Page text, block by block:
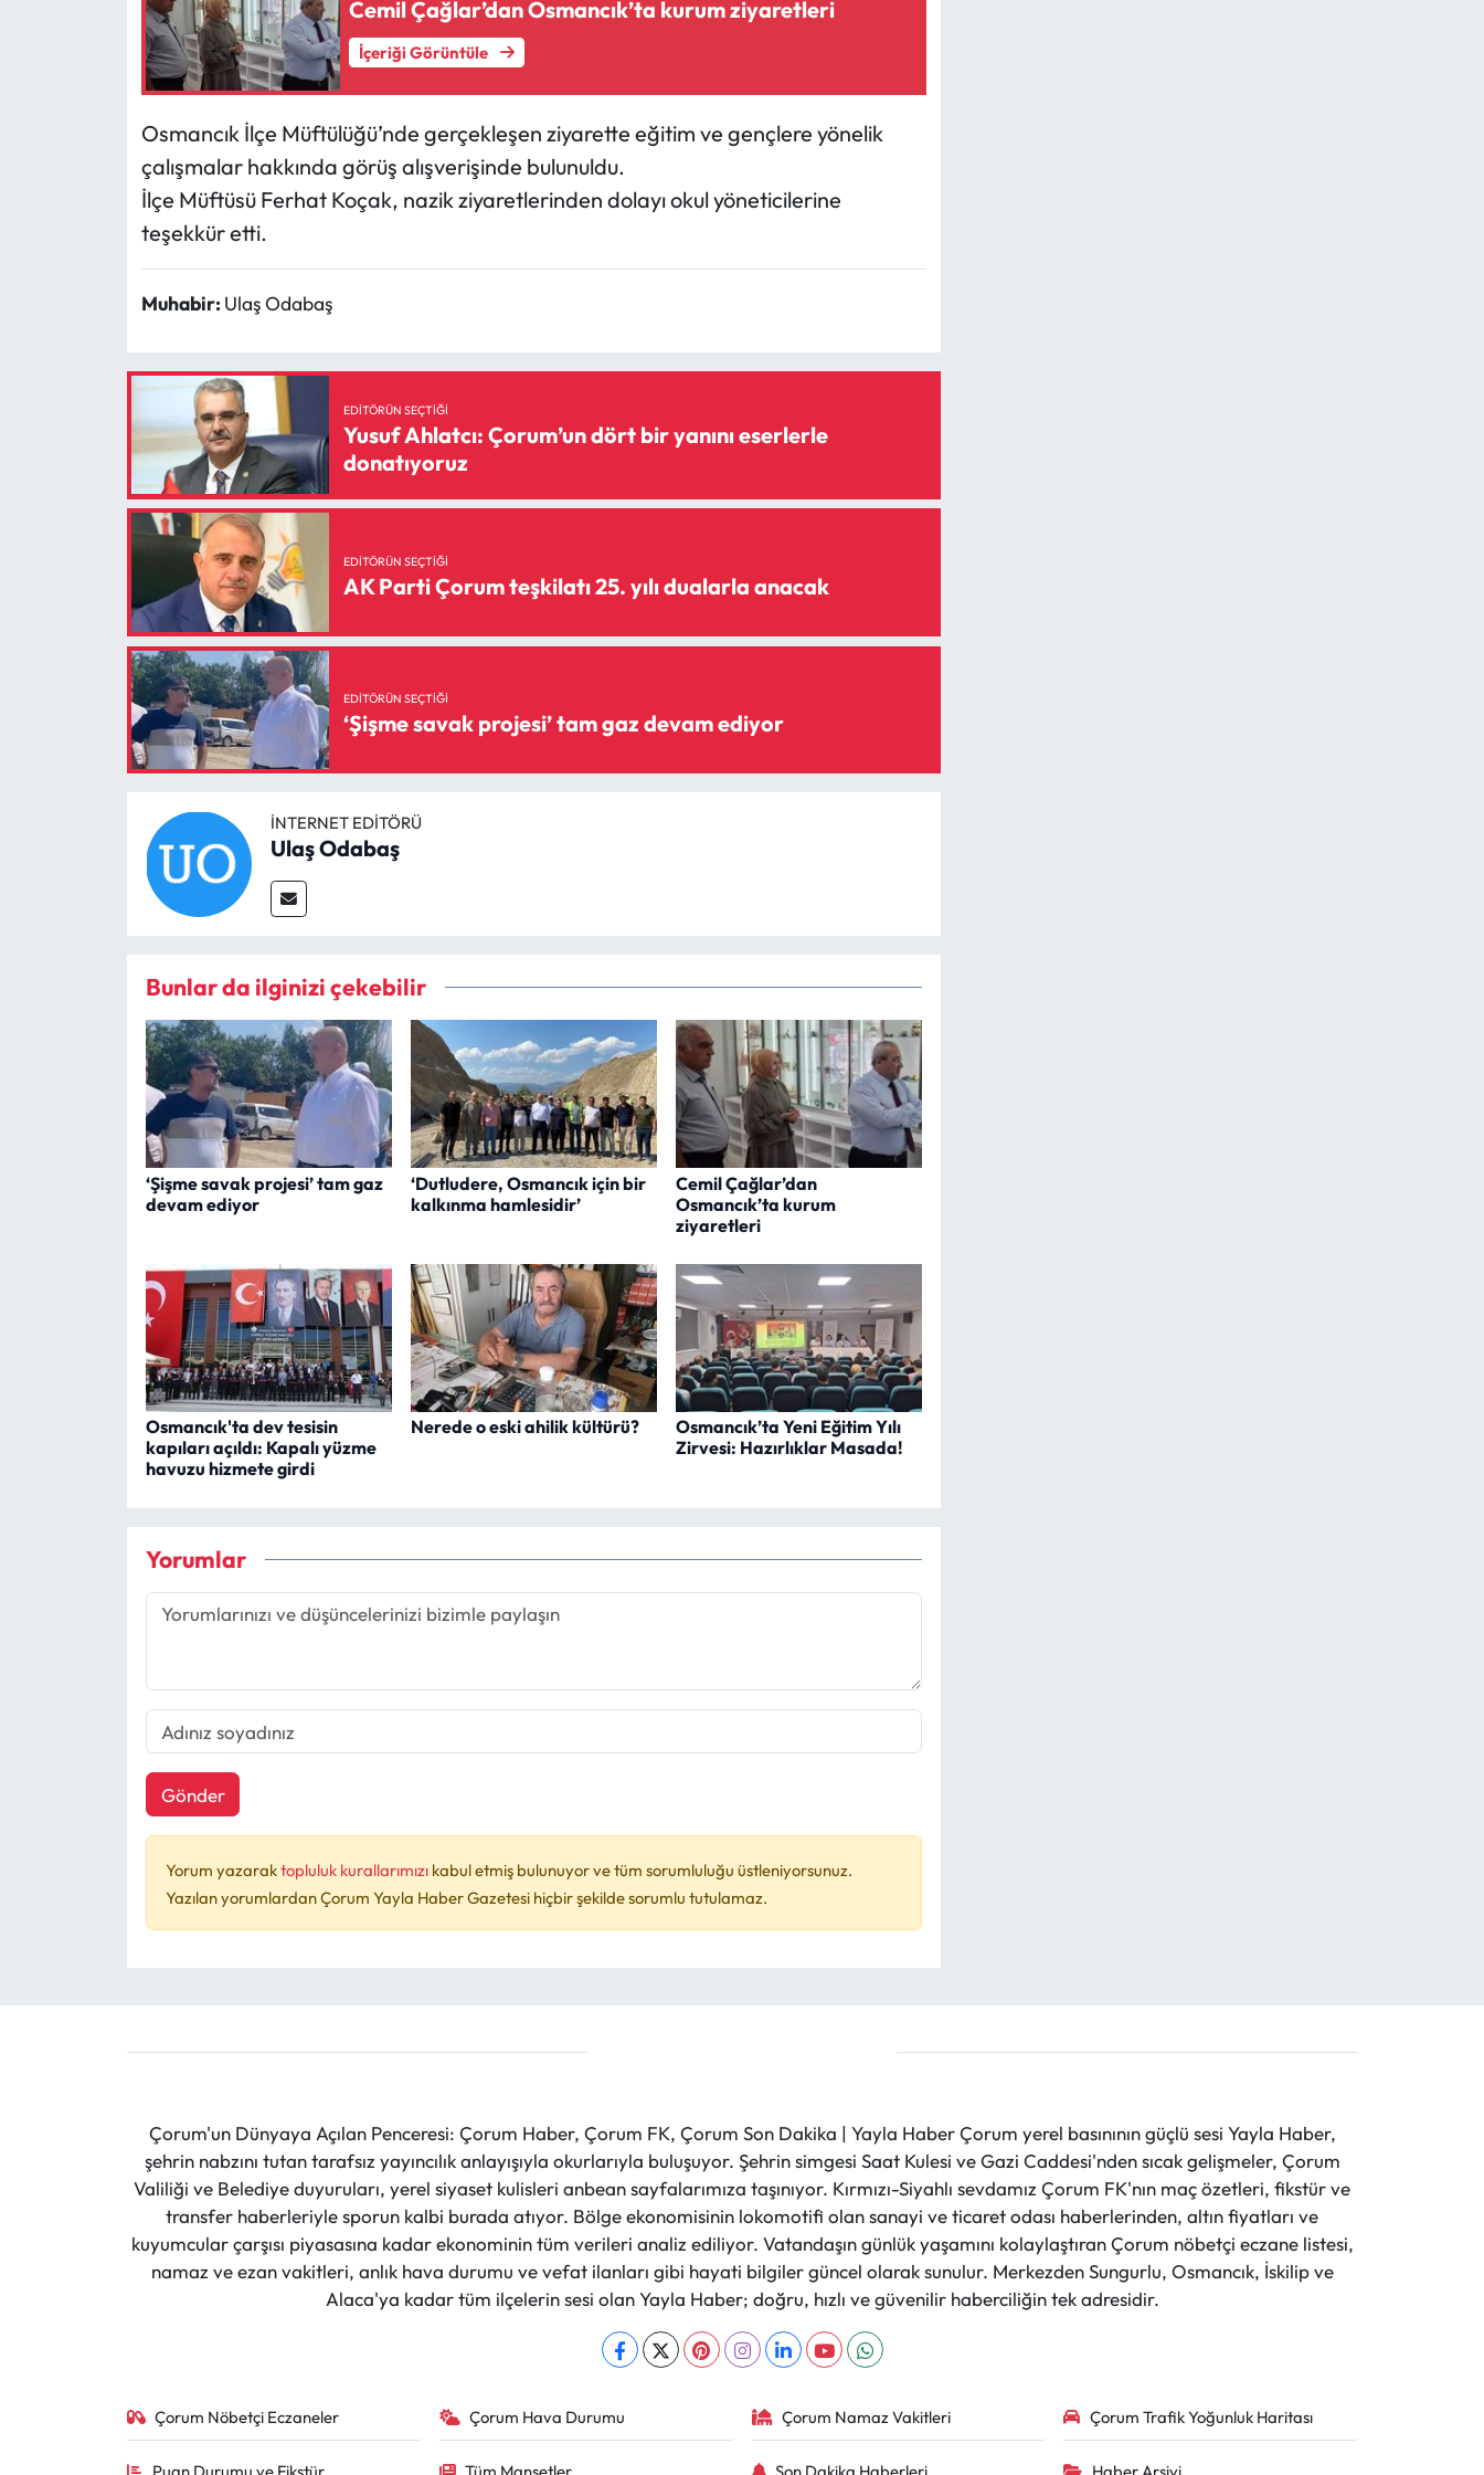
Cemil Çağlar’dan Osmancık’ta kurum ziyaretleri
İçeriği Görüntüle
Osmancık İlçe Müftülüğü’nde gerçekleşen ziyarette eğitim ve gençlere yönelik
çalışmalar hakkında görüş alışverişinde bulunuldu.
İlçe Müftüsü Ferhat Koçak, nazik ziyaretlerinden dolayı okul yöneticilerine
teşekkür etti.
Muhabir: Ulaş Odabaş
EDITÖRÜN SEÇTIĞI
Yusuf Ahlatcı: Çorum’un dört bir yanını eserlerle
donatıyoruz
EDITÖRÜN SEÇTIĞI
AK Parti Çorum teşkilatı 25. yılı dualarla anacak
EDITÖRÜN SEÇTIĞI
‘Şişme savak projesi’ tam gaz devam ediyor
İNTERNET EDITÖRÜ
Ulaş Odabaş
Bunlar da ilginizi çekebilir
‘Şişme savak projesi’ tam gaz
devam ediyor
‘Dutludere, Osmancık için bir
kalkınma hamlesidir’
Cemil Çağlar’dan
Osmancık’ta kurum
ziyaretleri
Osmancık'ta dev tesisin
kapıları açıldı: Kapalı yüzme
havuzu hizmete girdi
Nerede o eski ahilik kültürü?
Osmancık’ta Yeni Eğitim Yılı
Zirvesi: Hazırlıklar Masada!
Yorumlar
Gönder
Yorum yazaraktopluluk kurallarımızı kabul etmiş bulunuyor ve tüm sorumluluğu üstleniyorsunuz.
Yazılan yorumlardan Çorum Yayla Haber Gazetesi hiçbir şekilde sorumlu tutulamaz.
Çorum'un Dünyaya Açılan Penceresi: Çorum Haber, Çorum FK, Çorum Son Dakika | Yayla Haber Çorum yerel basınının güçlü sesi Yayla Haber,
şehrin nabzını tutan tarafsız yayıncılık anlayışıyla okurlarıyla buluşuyor. Şehrin simgesi Saat Kulesi ve Gazi Caddesi'nden sıcak gelişmeler, Çorum
Valiliği ve Belediye duyuruları, yerel siyaset kulisleri anbean sayfalarımıza taşınıyor. Kırmızı-Siyahlı sevdamız Çorum FK'nın maç özetleri, fikstür ve
transfer haberleriyle sporun kalbi burada atıyor. Bölge ekonomisinin lokomotifi olan sanayi ve ticaret odası haberlerinden, altın fiyatları ve
kuyumcular çarşısı piyasasına kadar ekonominin tüm verileri analiz ediliyor. Vatandaşın günlük yaşamını kolaylaştıran Çorum nöbetçi eczane listesi,
namaz ve ezan vakitleri, anlık hava durumu ve vefat ilanları gibi hayati bilgiler güncel olarak sunulur. Merkezden Sungurlu, Osmancık, İskilip ve
Alaca'ya kadar tüm ilçelerin sesi olan Yayla Haber; doğru, hızlı ve güvenilir haberciliğin tek adresidir.
Çorum Nöbetçi Eczaneler Çorum Hava Durumu Çorum Namaz Vakitleri Çorum Trafik Yoğunluk Haritası
Mecitözü Haberleri
Ortaköy Haberleri
Osmancık Haberleri
Otomotiv
Resmi Reklam
Sungurlu Haberleri
Uğurludağ Haberleri
Yayla Haber
Yemek Tarifleri